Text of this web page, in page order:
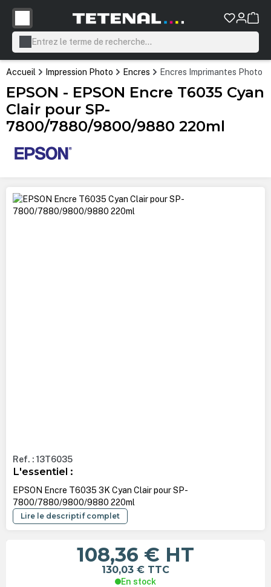
principal
Accueil Impression Photo Encres Encres Imprimantes Photo
EPSON - EPSON Encre T6035 Cyan
Clair pour SP-
7800/7880/9800/9880 220ml
Ignorer la galerie d'images
Ref. : 13T6035
L'essentiel :
EPSON Encre T6035 3K Cyan Clair pour SP-
7800/7880/9800/9880 220ml
Lire le descriptif complet
108,36 € HT
130,03 € TTC
En stock